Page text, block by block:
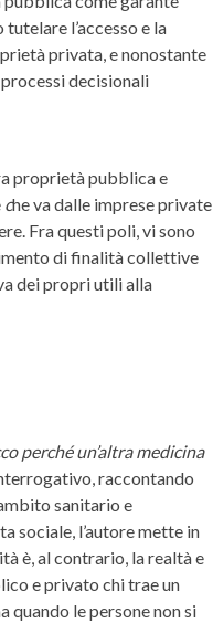
l’accesso e la
privata, e nonostante
decisionali
proprietà pubblica e
che va dalle imprese private
Fra questi poli, vi sono
di finalità collettive
dei propri utili alla
perché un’altra medicina
raccontando
sanitario e
sociale, l’autore mette in
è, al contrario, la realtà e
e privato chi trae un
le persone non si